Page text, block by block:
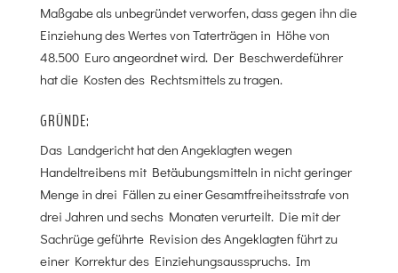
Maßgabe als unbegründet verworfen, dass gegen ihn die
Einziehung des Wertes von Taterträgen in Höhe von
48.500 Euro angeordnet wird. Der Beschwerdeführer
hat die Kosten des Rechtsmittels zu tragen.
GRÜNDE:
Das Landgericht hat den Angeklagten wegen
Handeltreibens mit Betäubungsmitteln in nicht geringer
Menge in drei Fällen zu einer Gesamtfreiheitsstrafe von
drei Jahren und sechs Monaten verurteilt. Die mit der
Sachrüge geführte Revision des Angeklagten führt zu
einer Korrektur des Einziehungsausspruchs. Im